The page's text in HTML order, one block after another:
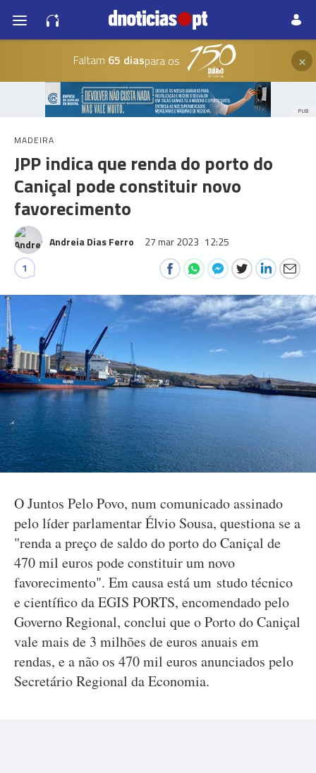
Faltam 65 diaspara os ×
PUB
MADEIRA
JPP indica que renda do porto do
Caniçal pode constituir novo
favorecimento
Andreia Dias Ferro 27 mar 2023 12:25
1
O Juntos Pelo Povo, num comunicado assinado
pelo líder parlamentar Élvio Sousa, questiona se a
"renda a preço de saldo do porto do Caniçal de
470 mil euros pode constituir um novo
favorecimento". Em causa está um studo técnico
e científico da EGIS PORTS, encomendado pelo
Governo Regional, conclui que o Porto do Caniçal
vale mais de 3 milhões de euros anuais em
rendas, e a não os 470 mil euros anunciados pelo
Secretário Regional da Economia.